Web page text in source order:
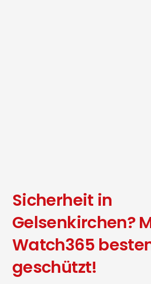
Sicherheit in
Gelsenkirchen?
Watch365
geschützt!